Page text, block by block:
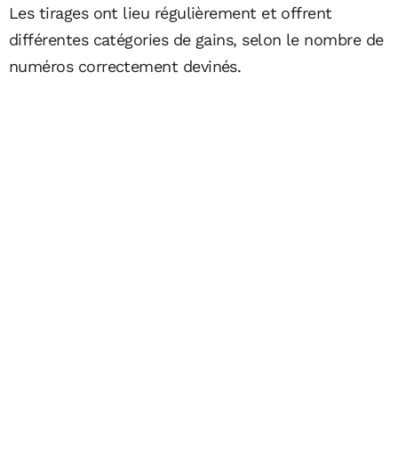
Les tirages ont lieu régulièrement et offrent
différentes catégories de gains, selon le nombre de
numéros correctement devinés.